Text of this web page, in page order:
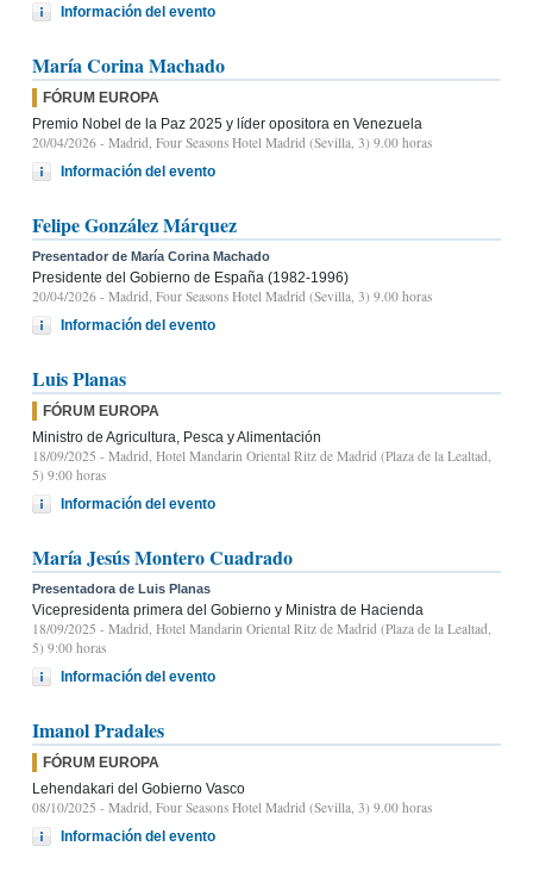
Información del evento
María Corina Machado
FÓRUM EUROPA
Premio Nobel de la Paz 2025 y líder opositora en Venezuela
20/04/2026 - Madrid, Four Seasons Hotel Madrid (Sevilla, 3) 9.00 horas
Información del evento
Felipe González Márquez
Presentador de María Corina Machado
Presidente del Gobierno de España (1982-1996)
20/04/2026 - Madrid, Four Seasons Hotel Madrid (Sevilla, 3) 9.00 horas
Información del evento
Luis Planas
FÓRUM EUROPA
Ministro de Agricultura, Pesca y Alimentación
18/09/2025 - Madrid, Hotel Mandarin Oriental Ritz de Madrid (Plaza de la Lealtad,
5) 9:00 horas
Información del evento
María Jesús Montero Cuadrado
Presentadora de Luis Planas
Vicepresidenta primera del Gobierno y Ministra de Hacienda
18/09/2025 - Madrid, Hotel Mandarin Oriental Ritz de Madrid (Plaza de la Lealtad,
5) 9:00 horas
Información del evento
Imanol Pradales
FÓRUM EUROPA
Lehendakari del Gobierno Vasco
08/10/2025 - Madrid, Four Seasons Hotel Madrid (Sevilla, 3) 9.00 horas
Información del evento